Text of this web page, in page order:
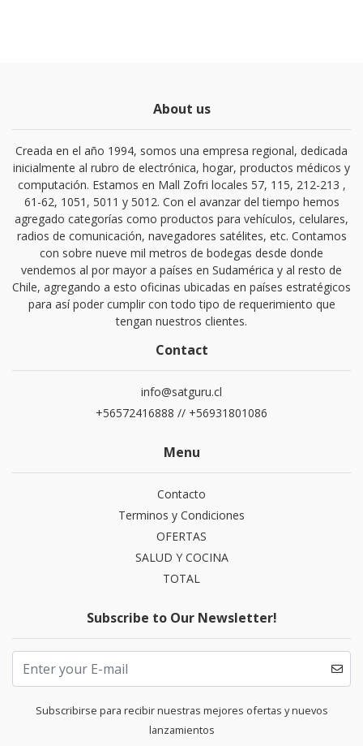
About us
Creada en el año 1994, somos una empresa regional, dedicada
inicialmente al rubro de electrónica, hogar, productos médicos y
computación. Estamos en Mall Zofri locales 57, 115, 212-213 ,
61-62, 1051, 5011 y 5012. Con el avanzar del tiempo hemos
agregado categorías como productos para vehículos, celulares,
radios de comunicación, navegadores satélites, etc. Contamos
con sobre nueve mil metros de bodegas desde donde
vendemos al por mayor a países en Sudamérica y al resto de
Chile, agregando a esto oficinas ubicadas en países estratégicos
para así poder cumplir con todo tipo de requerimiento que
tengan nuestros clientes.
Contact
info@satguru.cl
+56572416888 // +56931801086
Menu
Contacto
Terminos y Condiciones
OFERTAS
SALUD Y COCINA
TOTAL
Subscribe to Our Newsletter!
Subscribirse para recibir nuestras mejores ofertas y nuevos
lanzamientos